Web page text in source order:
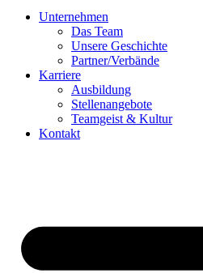
Unternehmen
Das Team
Unsere Geschichte
Partner/Verbände
Karriere
Ausbildung
Stellenangebote
Teamgeist & Kultur
Kontakt